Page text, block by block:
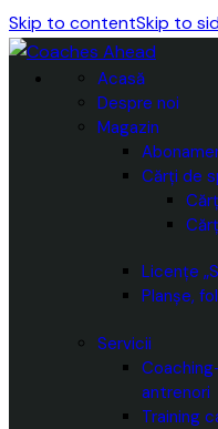
Skip to contentSkip to
Acasă
Despre noi
Magazin
Cărți de
Licențe
Planșe,
Servicii
antrenori
Training